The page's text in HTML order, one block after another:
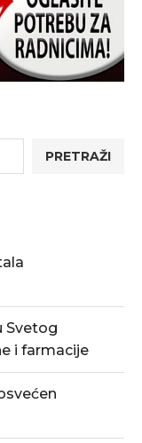
PRETRAŽI
Svetog
i farmacije